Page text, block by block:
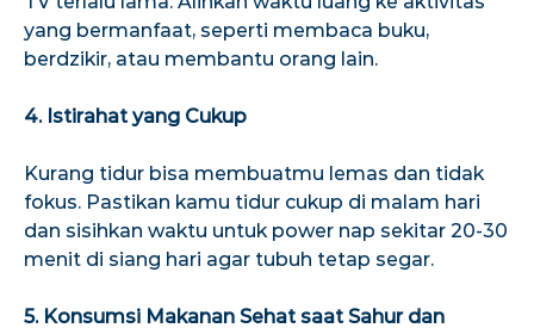
yang bermanfaat, seperti membaca buku,
berdzikir, atau membantu orang lain.
4. Istirahat yang Cukup
Kurang tidur bisa membuatmu lemas dan tidak
fokus. Pastikan kamu tidur cukup di malam hari
dan sisihkan waktu untuk power nap sekitar 20-30
menit di siang hari agar tubuh tetap segar.
5. Konsumsi Makanan Sehat saat Sahur dan